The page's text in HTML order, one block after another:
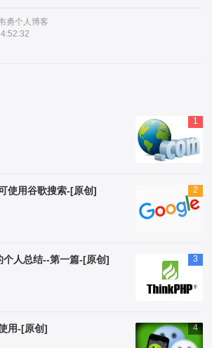
勇个人博客
1
2
使用谷歌搜索-[原创]
3
个人总结--第一篇-[原创]
4
用-[原创]